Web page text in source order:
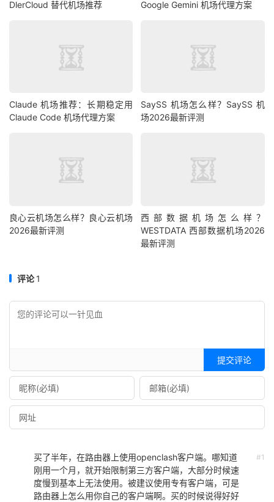
DlerCloud 替代机场推荐 Google Gemini 机场代理方案
Claude 机场推荐：长期稳定用
Claude Code 机场代理方案
SaySS 机场怎么样？SaySS 机
场2026最新评测
良心云机场怎么样？良心云机场
2026最新评测
西部数据机场怎么样？
WESTDATA 西部数据机场2026
最新评测
评论1
提交评论
#1
买了半年，在路由器上使用openclash客户端。哪知道
刚用一个月，就开始限制第三方客户端，大部分时候速
度慢到基本上无法使用。被建议使用专有客户端，可是
路由器上怎么用你自己的客户端啊。买的时候说得好好